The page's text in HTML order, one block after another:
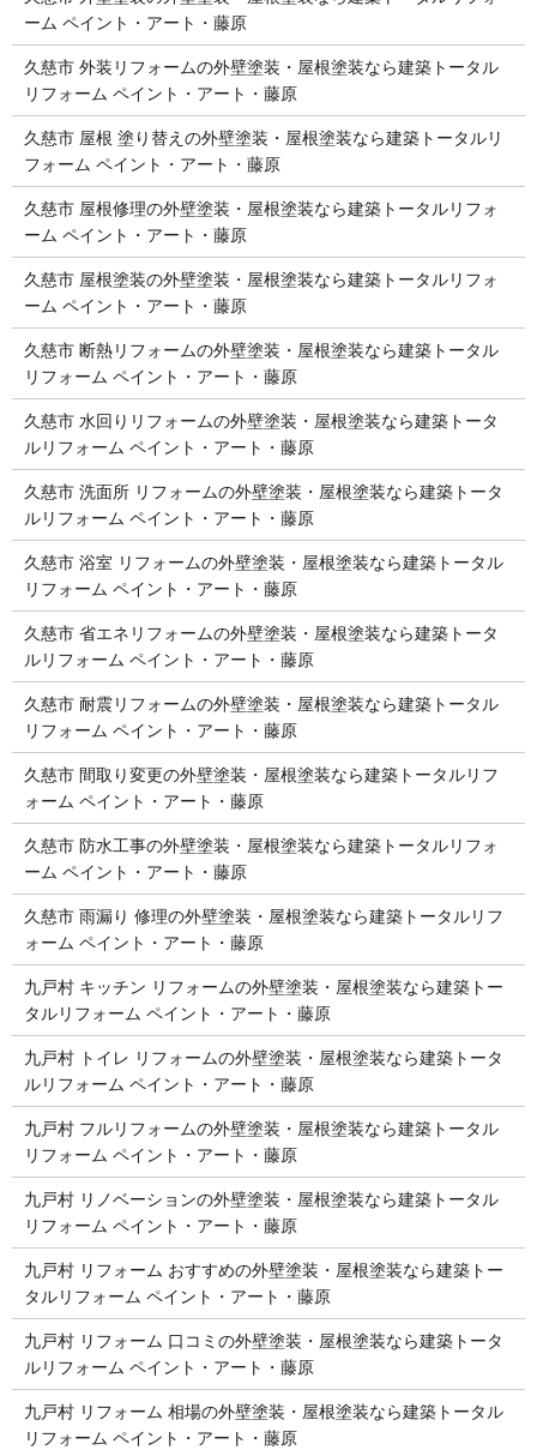
ーム ペイント・アート・藤原
久慈市 外装リフォームの外壁塗装・屋根塗装なら建築トータル
リフォーム ペイント・アート・藤原
久慈市 屋根 塗り替えの外壁塗装・屋根塗装なら建築トータルリ
フォーム ペイント・アート・藤原
久慈市 屋根修理の外壁塗装・屋根塗装なら建築トータルリフォ
ーム ペイント・アート・藤原
久慈市 屋根塗装の外壁塗装・屋根塗装なら建築トータルリフォ
ーム ペイント・アート・藤原
久慈市 断熱リフォームの外壁塗装・屋根塗装なら建築トータル
リフォーム ペイント・アート・藤原
久慈市 水回りリフォームの外壁塗装・屋根塗装なら建築トータ
ルリフォーム ペイント・アート・藤原
久慈市 洗面所 リフォームの外壁塗装・屋根塗装なら建築トータ
ルリフォーム ペイント・アート・藤原
久慈市 浴室 リフォームの外壁塗装・屋根塗装なら建築トータル
リフォーム ペイント・アート・藤原
久慈市 省エネリフォームの外壁塗装・屋根塗装なら建築トータ
ルリフォーム ペイント・アート・藤原
久慈市 耐震リフォームの外壁塗装・屋根塗装なら建築トータル
リフォーム ペイント・アート・藤原
久慈市 間取り変更の外壁塗装・屋根塗装なら建築トータルリフ
ォーム ペイント・アート・藤原
久慈市 防水工事の外壁塗装・屋根塗装なら建築トータルリフォ
ーム ペイント・アート・藤原
久慈市 雨漏り 修理の外壁塗装・屋根塗装なら建築トータルリフ
ォーム ペイント・アート・藤原
九戸村 キッチン リフォームの外壁塗装・屋根塗装なら建築トー
タルリフォーム ペイント・アート・藤原
九戸村 トイレ リフォームの外壁塗装・屋根塗装なら建築トータ
ルリフォーム ペイント・アート・藤原
九戸村 フルリフォームの外壁塗装・屋根塗装なら建築トータル
リフォーム ペイント・アート・藤原
九戸村 リノベーションの外壁塗装・屋根塗装なら建築トータル
リフォーム ペイント・アート・藤原
九戸村 リフォーム おすすめの外壁塗装・屋根塗装なら建築トー
タルリフォーム ペイント・アート・藤原
九戸村 リフォーム 口コミの外壁塗装・屋根塗装なら建築トータ
ルリフォーム ペイント・アート・藤原
九戸村 リフォーム 相場の外壁塗装・屋根塗装なら建築トータル
リフォーム ペイント・アート・藤原